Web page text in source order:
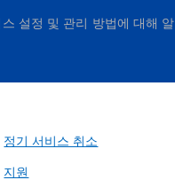
설정 및 관리 방법에 대해
정기 서비스 취소
지원